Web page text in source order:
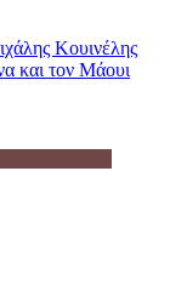
Κουινέλης
και τον Μάουι